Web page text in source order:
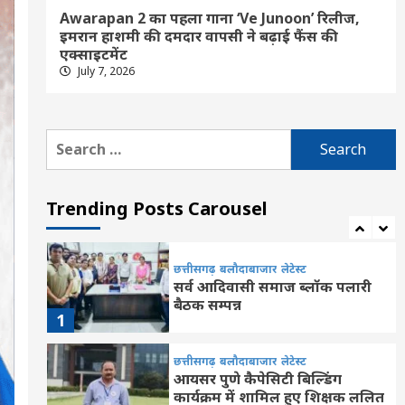
Awarapan 2 का पहला गाना ‘Ve Junoon’ रिलीज,
इमरान हाशमी की दमदार वापसी ने बढ़ाई फैंस की
एक्साइटमेंट
July 7, 2026
Search
for:
Trending Posts Carousel
5
कारणों से 400 नाम रुके
रायपुर
7
लेटेस्ट
1,000 की मदद बनी प्रीति के सपनों
सीखकर आत्मनिर्भरता की ओर बढ़ा
कदम
1
छत्तीसगढ़ बलौदाबाजार लेटेस्ट
सर्व आदिवासी समाज ब्लॉक पलारी
बैठक सम्पन्न
छत्तीसगढ़ बलौदाबाजार लेटेस्ट
आयसर पुणे कैपेसिटी बिल्डिंग
कार्यक्रम में शामिल हुए शिक्षक ललित